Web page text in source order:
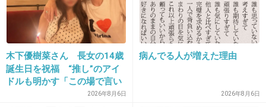
なんだ再生回数稼ぎの記事か
-31
25. 匿名2016/10/30(日) 11:15:08
木下優樹菜さん 長女の14歳
誕生日を祝福 “推し”のアイ
ドルも明かす「この場で言い
2026年8月6日
病んでる人が増えた理由
2026年8月6日